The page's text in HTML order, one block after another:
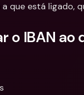
que está ligado,
o IBAN ao